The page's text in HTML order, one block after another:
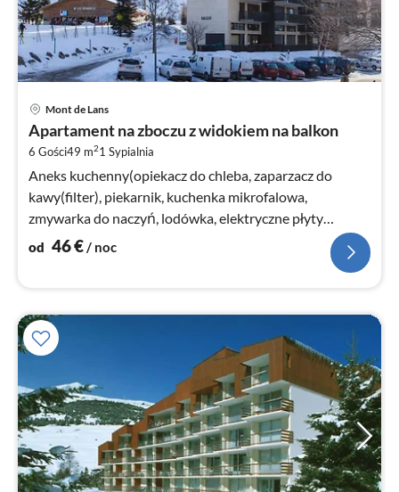
Mont de Lans
Apartament na zboczu z widokiem na balkon
6 Gości49 m21 Sypialnia
Aneks kuchenny(opiekacz do chleba, zaparzacz do
kawy(filter), piekarnik, kuchenka mikrofalowa,
zmywarka do naczyń, lodówka, elektryczne płyty
grzejne)
od 46€/ noc